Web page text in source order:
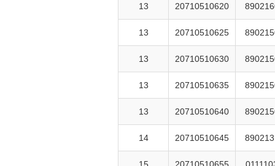
13 20710510620
13 20710510625
13 20710510630
13 20710510635
13 20710510640
14 20710510645
15 20710510655